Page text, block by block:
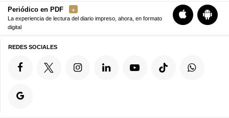
Periódico en PDF
La experiencia de lectura del diario impreso, ahora, en formato
digital
REDES SOCIALES